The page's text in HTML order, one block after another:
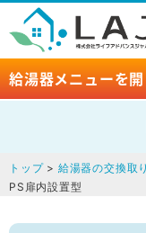
給湯器メニューを
トップ> 給湯器の交換取
PS扉内設置型